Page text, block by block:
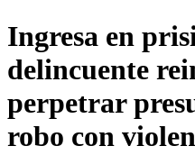
Ingresa en
delincuente
perpetrar
robo con